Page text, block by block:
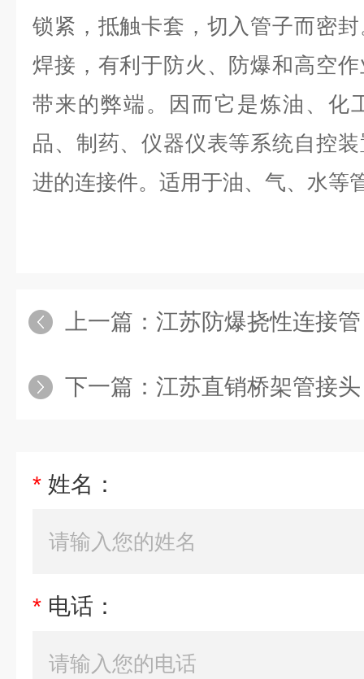
锁紧，抵触卡套，切入管子而密
焊接，有利于防火、防爆和高空
带来的弊端。因而它是炼油、化
品、制药、仪器仪表等系统自控
进的连接件。适用于油、气、水等
上一篇： 江苏防爆挠性连接管
下一篇： 江苏直销桥架管接头
* 姓名：
* 电话：